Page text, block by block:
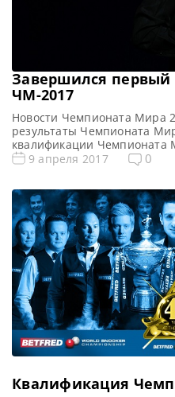
Завершился
ЧМ-2017
Новости Чемпионата Мира
результаты Чемпионата
квалификации Чемпионата
трансляции квалификации
Шеффилде. Один шажок из
попадания в Крусибл
накануне, из 21 матча
9 апреля 2017 0
Квалификация